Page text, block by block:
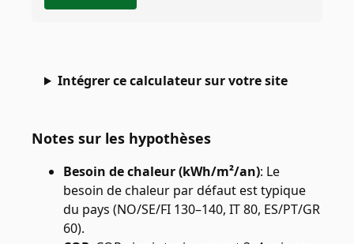
Intégrer ce calculateur sur votre site
Notes sur les hypothèses
Besoin de chaleur (kWh/m²/an): Le
besoin de chaleur par défaut est typique
du pays (NO/SE/FI 130–140, IT 80, ES/PT/GR
60).